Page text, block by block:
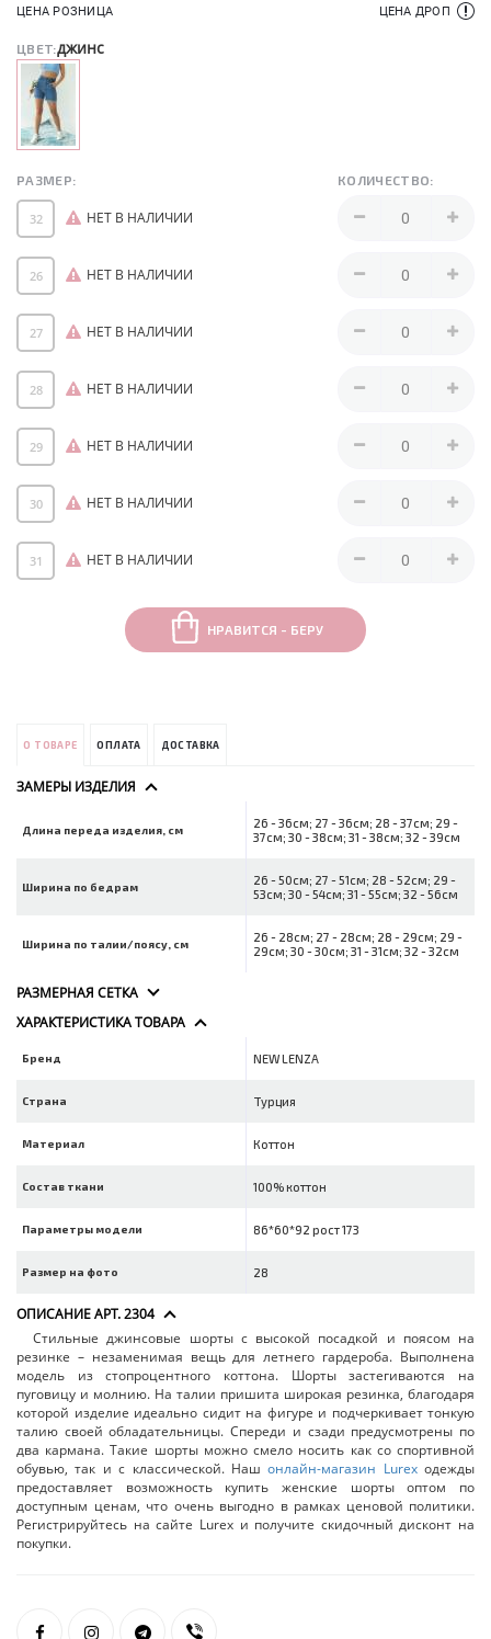
ЦЕНА РОЗНИЦА
ЦЕНА ДРОП
ЦВЕТ:джинс
РАЗМЕР: КОЛИЧЕСТВО:
32 НЕТ В НАЛИЧИИ
26 НЕТ В НАЛИЧИИ
27 НЕТ В НАЛИЧИИ
28 НЕТ В НАЛИЧИИ
29 НЕТ В НАЛИЧИИ
30 НЕТ В НАЛИЧИИ
31 НЕТ В НАЛИЧИИ
НРАВИТСЯ - БЕРУ
О ТОВАРЕ ОПЛАТА ДОСТАВКА
ЗАМЕРЫ ИЗДЕЛИЯ
Длина переда изделия, см
26 - 36см; 27 - 36см; 28 - 37см; 29 -
37см; 30 - 38см; 31 - 38см; 32 - 39см
Ширина по бедрам
26 - 50см; 27 - 51см; 28 - 52см; 29 -
53см; 30 - 54см; 31 - 55см; 32 - 56см
Ширина по талии/поясу, см
26 - 28см; 27 - 28см; 28 - 29см; 29 -
29см; 30 - 30см; 31 - 31см; 32 - 32см
РАЗМЕРНАЯ СЕТКА
ХАРАКТЕРИСТИКА ТОВАРА
Бренд NEW LENZA
Страна Турция
Материал Коттон
Состав ткани 100% коттон
Параметры модели 86*60*92 рост 173
Размер на фото 28
ОПИСАНИЕ АРТ. 2304
Стильные джинсовые шорты с высокой посадкой и поясом на
резинке – незаменимая вещь для летнего гардероба. Выполнена
модель из стопроцентного коттона. Шорты застегиваются на
пуговицу и молнию. На талии пришита широкая резинка, благодаря
которой изделие идеально сидит на фигуре и подчеркивает тонкую
талию своей обладательницы. Спереди и сзади предусмотрены по
два кармана. Такие шорты можно смело носить как со спортивной
обувью, так и с классической. Нашонлайн-магазин Lurexодежды
предоставляет возможность купить женские шорты оптом по
доступным ценам, что очень выгодно в рамках ценовой политики.
Регистрируйтесь на сайте Lurex и получите скидочный дисконт на
покупки.